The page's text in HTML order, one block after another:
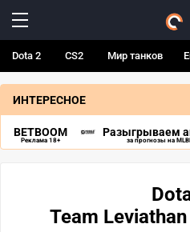
Dota 2 CS2 Мир танков
ИНТЕРЕСНОЕ
BETBOOM
Реклама 18+
Разыгрываем
за прогнозы на
Team